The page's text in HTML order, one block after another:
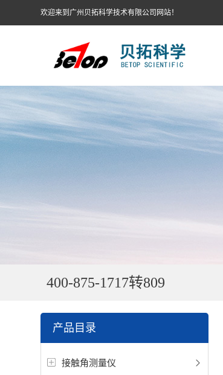
欢迎来到广州贝拓科学技术有限公司网站！
400-875-1717转809
产品目录
接触角测量仪